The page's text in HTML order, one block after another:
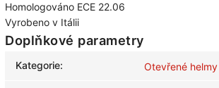
Homologováno ECE 22.06
Vyrobeno v Itálii
Doplňkové parametry
Kategorie: Otevřené helmy